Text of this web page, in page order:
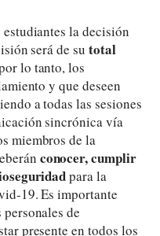
la decisión
será de su total
lo tanto, los
y que deseen
a todas las sesiones
sincrónica vía
miembros de la
conocer, cumplir
para la
19. Es importante
de
presente en todos los